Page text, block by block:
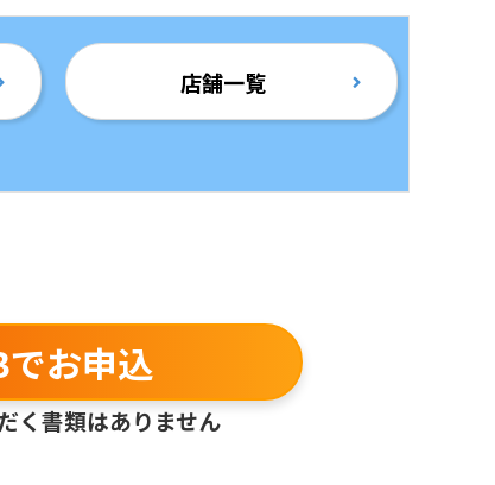
店舗一覧
でお申込
く書類はありません